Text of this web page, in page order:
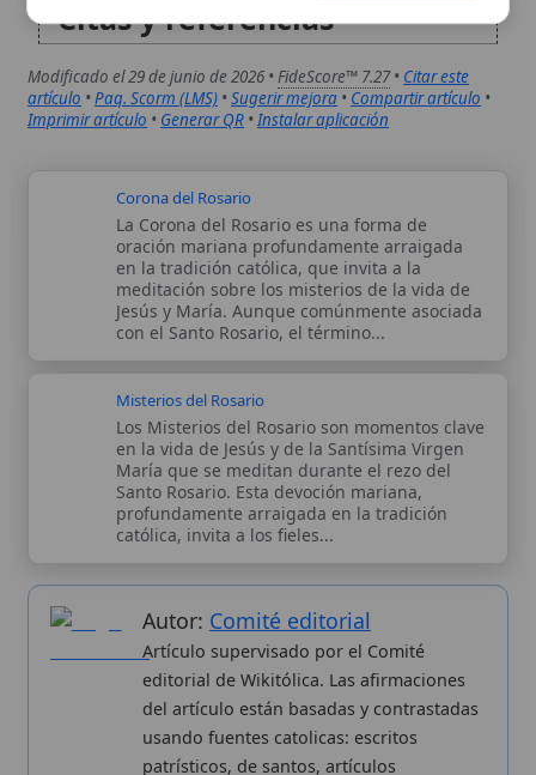
oración mariana profundamente arraigada
en la tradición católica, que invita a la
Jesús y María. Aunque comúnmente asociada
con el Santo Rosario, el término...
Los Misterios del Rosario son momentos clave
en la vida de Jesús y de la Santísima Virgen
María que se meditan durante el rezo del
Santo Rosario. Esta devoción mariana,
profundamente arraigada en la tradición
católica, invita a los fieles...
Artículo supervisado por el Comité
editorial de Wikitólica. Las afirmaciones
del artículo están basadas y contrastadas
usando fuentes catolicas: escritos
patrísticos, de santos, artículos
teológicos, documentos históricos, actas
de concilios, encíclicas, fuentes
Wikitólica © 2026. Enciclopedia del patrimonio doctrinal,
histórico y litúrgico de la Iglesia Católica. Parte de la red formativa
Custodio Animae
analíticas anónimas. LicenciaCC BY-SA(texto). Editado en
Valencia, España.ISSN: 3101-7339. Bajo el patrocinio de San